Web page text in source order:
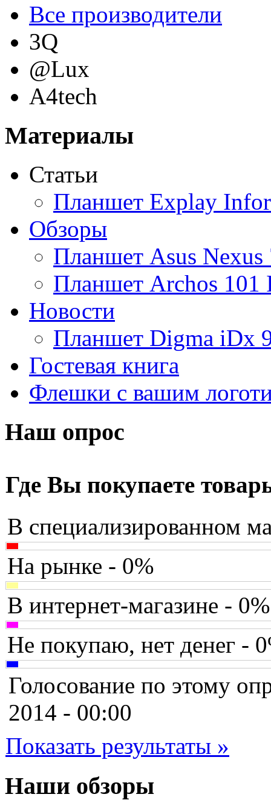
Все производители
3Q
@Lux
A4tech
Acme
Ainol
Altinet
Amazon
Amber
Ampe
Apache(1)
Apple(30)
Apriori
Archos
Armaggeddon
Assistant
Asus(171)
Barnes&noble
Brain
Brava
Canyon
Cbr
Chicony
Codegen
Cooler master
Cube
Cyborg
Datex
Материалы
Статьи
Планшет Explay
Обзоры
Планшет Asus Nexus
Планшет Archos 101
Новости
Планшет Digma iDx
Гостевая книга
Флешки с вашим
Наш опрос
Где Вы покупаете
В специализированном
На рынке - 0%
В интернет-магазине - 0%
Не покупаю, нет денег -
Голосование по этому
2014 - 00:00
Показать результаты »
Наши обзоры